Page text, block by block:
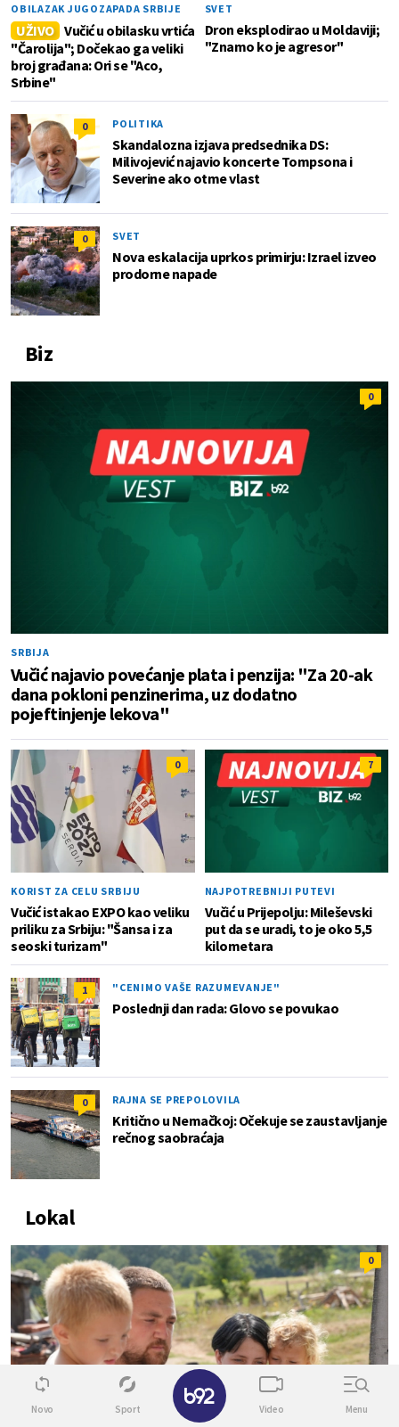
OBILAZAK JUGOZAPADA SRBIJE
UŽIVO Vučić u obilasku vrtića
"Čarolija"; Dočekao ga veliki
broj građana: Ori se "Aco,
Srbine"
SVET
Dron eksplodirao u Moldaviji;
"Znamo ko je agresor"
0 POLITIKA
Skandalozna izjava predsednika DS:
Milivojević najavio koncerte Tompsona i
Severine ako otme vlast
0 SVET
Nova eskalacija uprkos primirju: Izrael izveo
prodorne napade
Biz
0
SRBIJA
Vučić najavio povećanje plata i penzija: "Za 20-ak
dana pokloni penzinerima, uz dodatno
pojeftinjenje lekova"
0
KORIST ZA CELU SRBIJU
Vučić istakao EXPO kao veliku
priliku za Srbiju: "Šansa i za
seoski turizam"
7
NAJPOTREBNIJI PUTEVI
Vučić u Prijepolju: Mileševski
put da se uradi, to je oko 5,5
kilometara
1 "CENIMO VAŠE RAZUMEVANJE"
Poslednji dan rada: Glovo se povukao
0 RAJNA SE PREPOLOVILA
Kritično u Nemačkoj: Očekuje se zaustavljanje
rečnog saobraćaja
Lokal
0
Novo Sport Video Menu
✕